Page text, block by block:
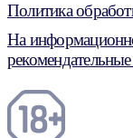
Политика
На